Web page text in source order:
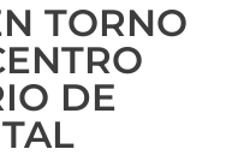
TORNO
DE